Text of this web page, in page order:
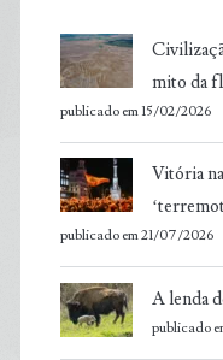
mito da
publicado em 15/02/2026
Vitória
publicado em 21/07/2026
A lenda
publicado